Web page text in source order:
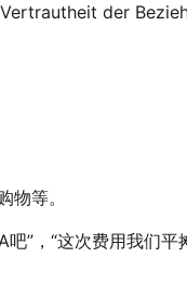
der
物等。
”，“这次费用我们平